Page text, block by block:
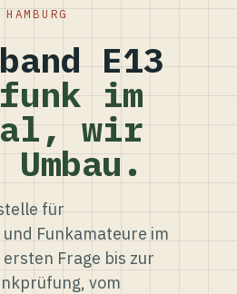
E13
im
wir
für
Funkamateure im
Frage bis zur
vom